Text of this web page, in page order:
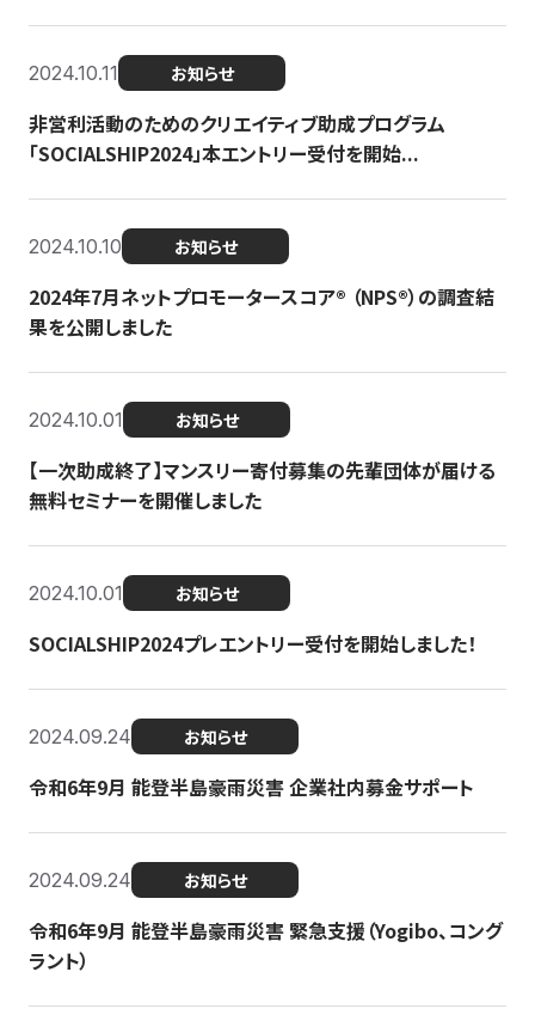
2024.10.11 お知らせ
非営利活動のためのクリエイティブ助成プログラム
「SOCIALSHIP2024」本エントリー受付を開始...
2024.10.10 お知らせ
2024年7月ネットプロモータースコア®︎ （NPS®︎）の調査結
果を公開しました
2024.10.01 お知らせ
【一次助成終了】マンスリー寄付募集の先輩団体が届ける
無料セミナーを開催しました
2024.10.01 お知らせ
SOCIALSHIP2024プレエントリー受付を開始しました！
2024.09.24 お知らせ
令和6年9月 能登半島豪雨災害 企業社内募金サポート
2024.09.24 お知らせ
令和6年9月 能登半島豪雨災害 緊急支援（Yogibo、コング
ラント）